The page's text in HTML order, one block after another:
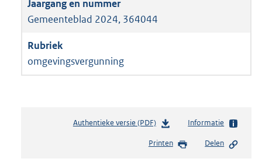
Gemeenteblad 2024, 364044
omgevingsvergunning
Authentieke versie (PDF)b
s
Informatie
Printen Delen